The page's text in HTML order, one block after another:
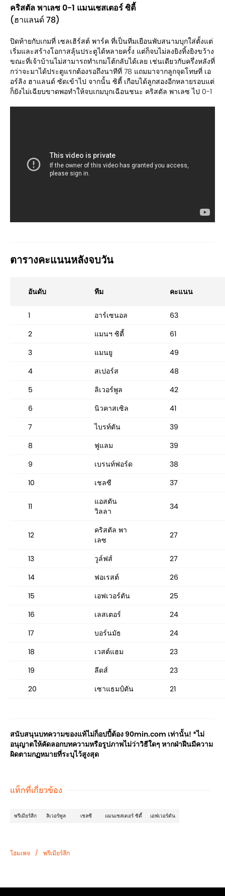
คริสตัล พาเลซ 0-1 แมนเชสเตอร์ ซิตี้
(ฮาแลนด์ 78)
ปิดท้ายกับเกมที่ เซลเฮิร์สต์ พาร์ค ที่เป็นทีมเยือนพับสนามบุกใส่ตั้งแต่
เริ่มและสร้างโอกาสลุ้นประตูได้หลายครั้ง แต่ก็จบไม่ลงยิงทิ้งยิงขว้าง
ขณะที่เจ้าบ้านไม่สามารถทำเกมโต้กลับได้เลย เช่นเดียวกับครึ่งหลังที่
กว่าจะมาได้ประตูแรกต้องรอถึงนาทีที่ 78 แถมมาจากลูกจุดโทษที่ เอ
อร์ลิง ฮาแลนด์ ซัดเข้าไป จากนั้น ซิตี้ เกือบได้ลูกสองอีกหลายรอบแต่
ก็ยังไม่เฉียบขาดพอทำให้จบเกมบุกเฉือนชนะ คริสตัล พาเลซ ไป 0-1
ตารางคะแนนหลังจบวัน
อันดับ ทีม คะแนน
1 อาร์เซนอล
63
2
แมนฯ ซิตี้
61
3
แมนยู
49
4
สเปอร์ส
48
5
ลิเวอร์พูล
42
6
นิวคาสเซิล
41
7
ไบรท์ตัน
39
8
ฟูแลม
39
9
เบรนท์ฟอร์ด
38
10
เชลซี 37
11
แอสตัน
วิลลา
34
12
คริสตัล พา
เลซ
27
13 วูล์ฟส์
27
14
ฟอเรสต์
26
15
เอฟเวอร์ตัน
25
16
เลสเตอร์
24
17
บอร์นมัธ
24
18
เวสต์แฮม
23
19
ลีดส์
23
20
เซาแธมป์ตัน 21
สนับสนุนบทความของแท้ไม่ก็อปปี้ต้อง 90min.com เท่านั้น! *ไม่
อนุญาตให้คัดลอกบทความหรือรูปภาพไม่ว่าวิธีใดๆ หากฝ่าฝืนมีความ
ผิดตามกฏหมายที่ระบุไว้สูงสุด
แท็กที่เกี่ยวข้อง
พรีเมียร์ลีก ลิเวอร์พูล เชลซี แมนเชสเตอร์ ซิตี้ เอฟเวอร์ตัน
โฮมเพจ / พรีเมียร์ลีก